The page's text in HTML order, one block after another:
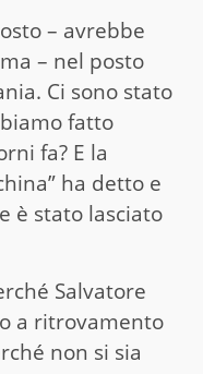
– avrebbe
– nel posto
Ci sono stato
fatto
fa? E la
ha detto e
è stato lasciato
Salvatore
a ritrovamento
non si sia